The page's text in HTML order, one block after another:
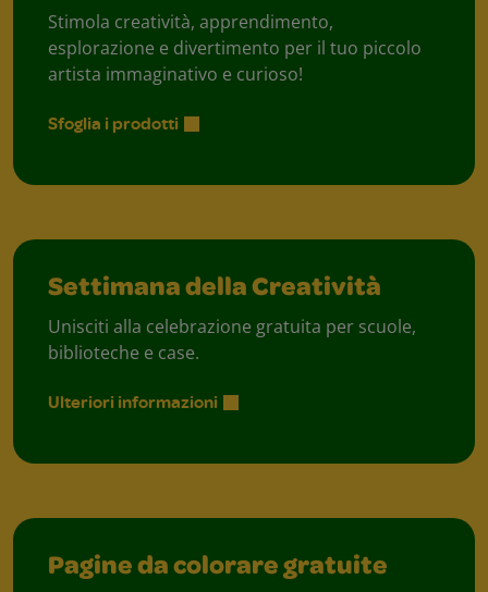
Stimola creatività, apprendimento,
esplorazione e divertimento per il tuo piccolo
artista immaginativo e curioso!
Sfoglia i prodotti
Settimana della Creatività
Unisciti alla celebrazione gratuita per scuole,
biblioteche e case.
Ulteriori informazioni
Pagine da colorare gratuite